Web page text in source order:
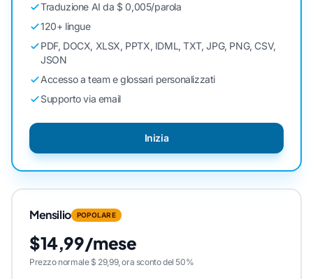
Traduzione AI da $ 0,005/parola
120+ lingue
PDF, DOCX, XLSX, PPTX, IDML, TXT, JPG, PNG, CSV,
JSON
Accesso a team e glossari personalizzati
Supporto via email
Inizia
Mensilio POPOLARE
$14,99/mese
Prezzo normale $ 29,99, ora sconto del 50%